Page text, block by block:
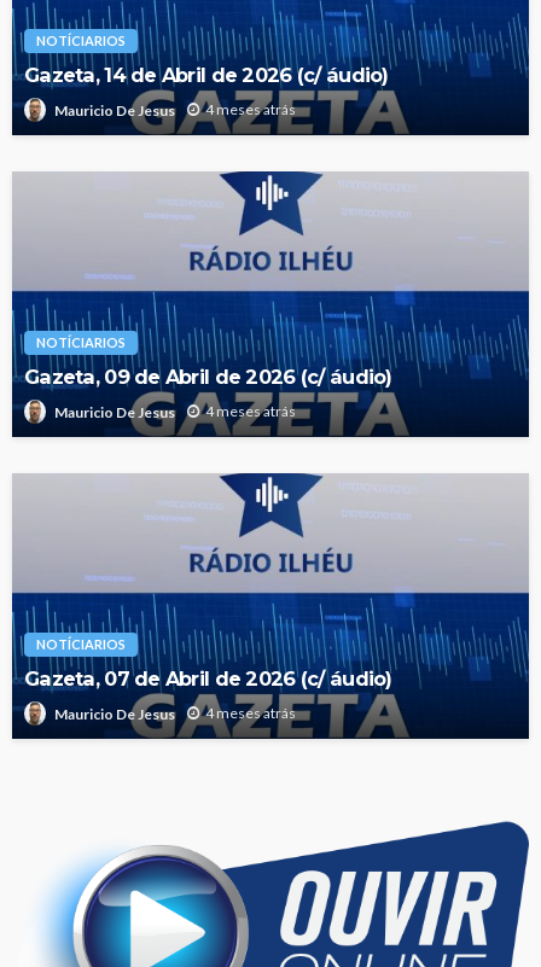
NOTÍCIARIOS
Gazeta, 14 de Abril de 2026 (c/ áudio)
Mauricio De Jesus 4 meses atrás
NOTÍCIARIOS
Gazeta, 09 de Abril de 2026 (c/ áudio)
Mauricio De Jesus 4 meses atrás
NOTÍCIARIOS
Gazeta, 07 de Abril de 2026 (c/ áudio)
Mauricio De Jesus 4 meses atrás